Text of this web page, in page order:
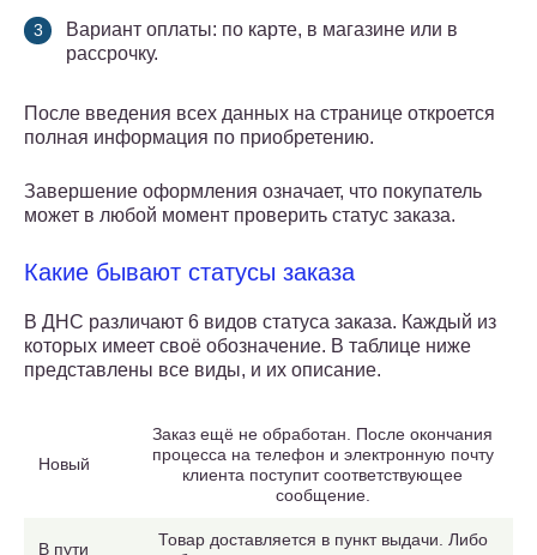
Вариант оплаты: по карте, в магазине или в
рассрочку.
После введения всех данных на странице откроется
полная информация по приобретению.
Завершение оформления означает, что покупатель
может в любой момент проверить статус заказа.
Какие бывают статусы заказа
В ДНС различают 6 видов статуса заказа. Каждый из
которых имеет своё обозначение. В таблице ниже
представлены все виды, и их описание.
Новый
Заказ ещё не обработан. После окончания
процесса на телефон и электронную почту
клиента поступит соответствующее
сообщение.
В пути
Товар доставляется в пункт выдачи. Либо